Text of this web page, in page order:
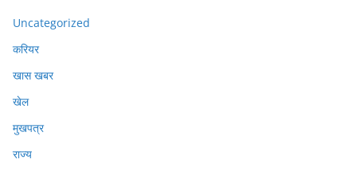
Uncategorized
करियर
खास खबर
खेल
मुखपत्र
राज्य